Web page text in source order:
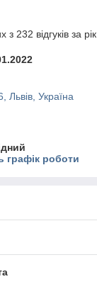
232 відгуків за рік
Львів, Україна
графік роботи